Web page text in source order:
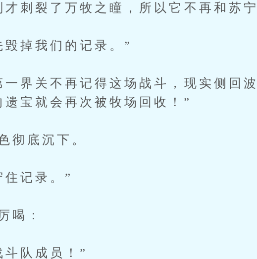
刺裂了万牧之瞳，所以它不再和苏
掉我们的记录。”
界关不再记得这场战斗，现实侧回波
遗宝就会再次被牧场回收！”
底沉下。
记录。”
：
队成员！”